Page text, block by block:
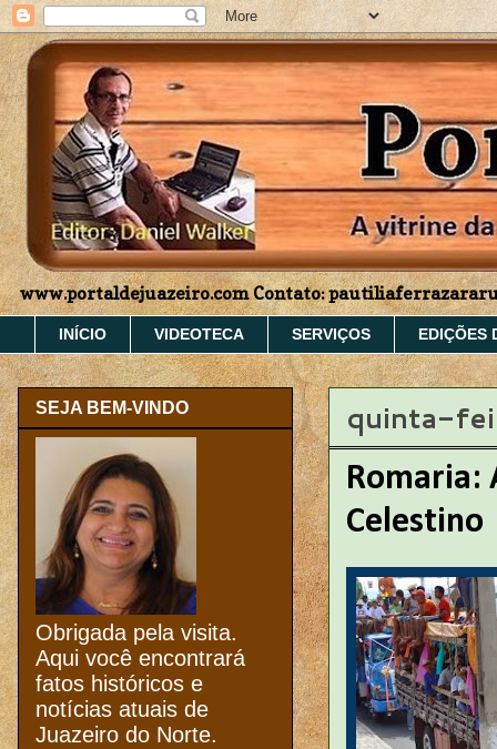
www.portaldejuazeiro.com Contato:
INÍCIO VIDEOTECA SERVIÇOS EDIÇÕES
quinta-
Romaria:
Celestino
SEJA BEM-VINDO
Obrigada pela visita.
Aqui você encontrará
fatos históricos e
notícias atuais de
Juazeiro do Norte.